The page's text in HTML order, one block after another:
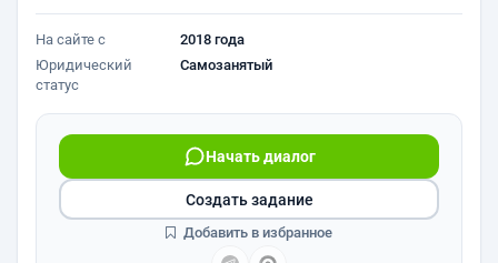
На сайте с
2018 года
Юридический
статус
Самозанятый
Начать диалог
Создать задание
Добавить в избранное